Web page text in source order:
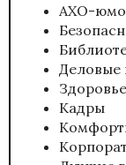
АХО-
Деловые
Кадры